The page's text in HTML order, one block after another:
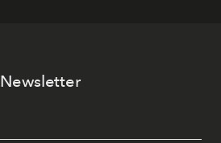
Newsletter